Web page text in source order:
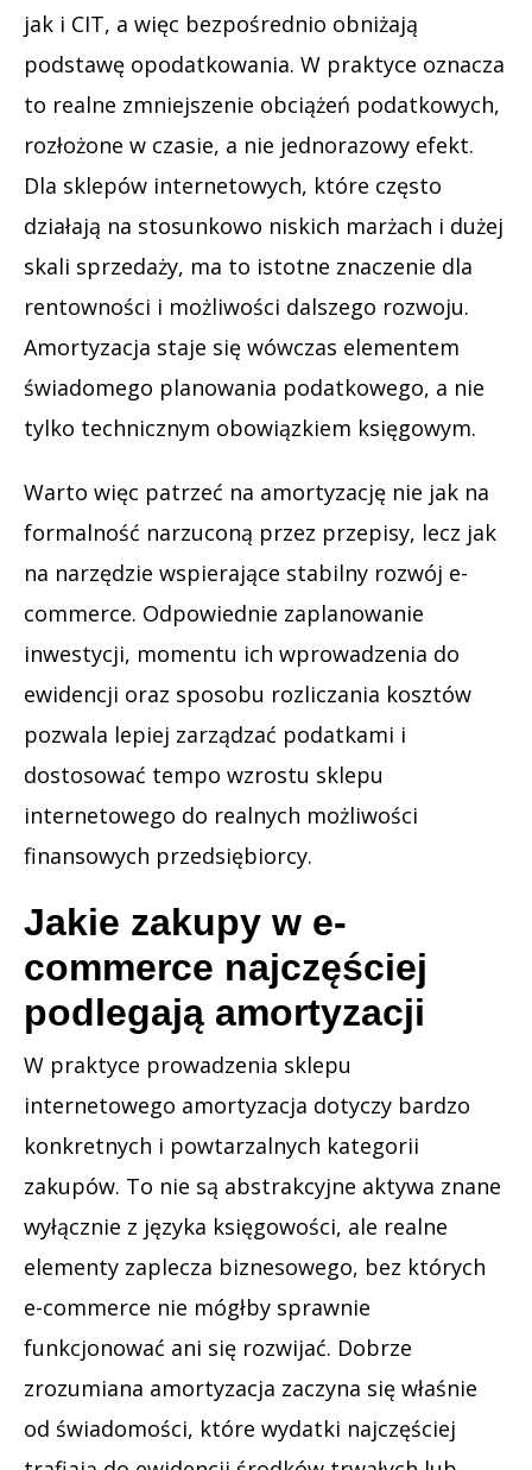
jak i CIT, a więc bezpośrednio obniżają
podstawę opodatkowania. W praktyce oznacza
to realne zmniejszenie obciążeń podatkowych,
rozłożone w czasie, a nie jednorazowy efekt.
Dla sklepów internetowych, które często
działają na stosunkowo niskich marżach i dużej
skali sprzedaży, ma to istotne znaczenie dla
rentowności i możliwości dalszego rozwoju.
Amortyzacja staje się wówczas elementem
świadomego planowania podatkowego, a nie
tylko technicznym obowiązkiem księgowym.
Warto więc patrzeć na amortyzację nie jak na
formalność narzuconą przez przepisy, lecz jak
na narzędzie wspierające stabilny rozwój e-
commerce. Odpowiednie zaplanowanie
inwestycji, momentu ich wprowadzenia do
ewidencji oraz sposobu rozliczania kosztów
pozwala lepiej zarządzać podatkami i
dostosować tempo wzrostu sklepu
internetowego do realnych możliwości
finansowych przedsiębiorcy.
Jakie zakupy w e-
commerce najczęściej
podlegają amortyzacji
W praktyce prowadzenia sklepu
internetowego amortyzacja dotyczy bardzo
konkretnych i powtarzalnych kategorii
zakupów. To nie są abstrakcyjne aktywa znane
wyłącznie z języka księgowości, ale realne
elementy zaplecza biznesowego, bez których
e-commerce nie mógłby sprawnie
funkcjonować ani się rozwijać. Dobrze
zrozumiana amortyzacja zaczyna się właśnie
od świadomości, które wydatki najczęściej